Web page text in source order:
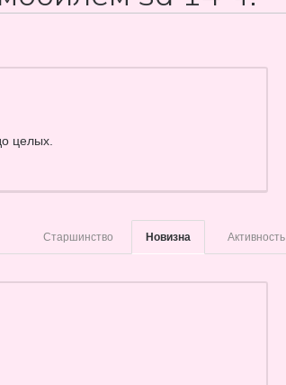
целых.
Активность
Новизна
Старшинство